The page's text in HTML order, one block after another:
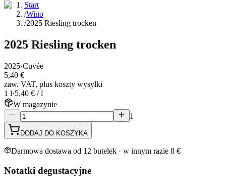
Start
/Wino
/2025 Riesling trocken
2025 Riesling trocken
2025·Cuvée
5,40 €
zaw. VAT, plus koszty wysyłki
1 l·5,40 € / l
W magazynie
1
DODAJ DO KOSZYKA
Darmowa dostawa od 12 butelek · w innym razie 8 €
Notatki degustacyjne